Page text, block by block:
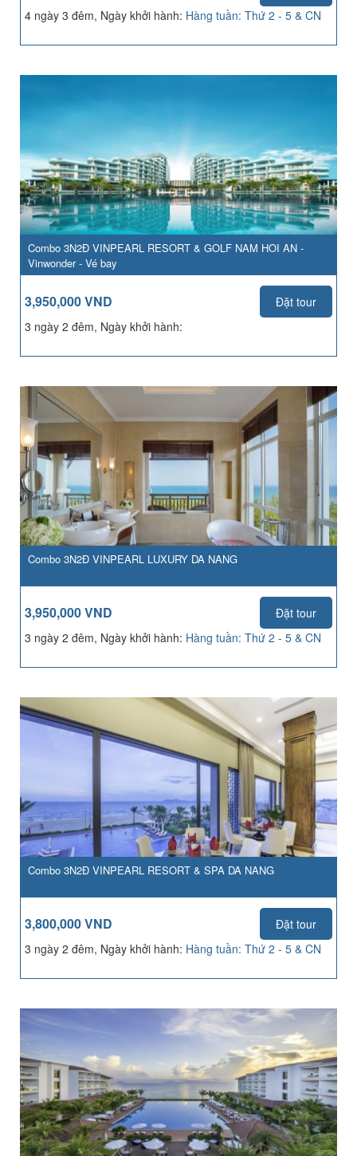
4 ngày 3 đêm, Ngày khởi hành: Hàng tuần: Thứ 2 - 5 & CN
Combo 3N2Đ VINPEARL RESORT & GOLF NAM HOI AN -
Vinwonder - Vé bay
3,950,000 VND
Đặt tour
3 ngày 2 đêm, Ngày khởi hành:
Combo 3N2Đ VINPEARL LUXURY DA NANG
3,950,000 VND
Đặt tour
3 ngày 2 đêm, Ngày khởi hành: Hàng tuần: Thứ 2 - 5 & CN
Combo 3N2Đ VINPEARL RESORT & SPA DA NANG
3,800,000 VND
Đặt tour
3 ngày 2 đêm, Ngày khởi hành: Hàng tuần: Thứ 2 - 5 & CN